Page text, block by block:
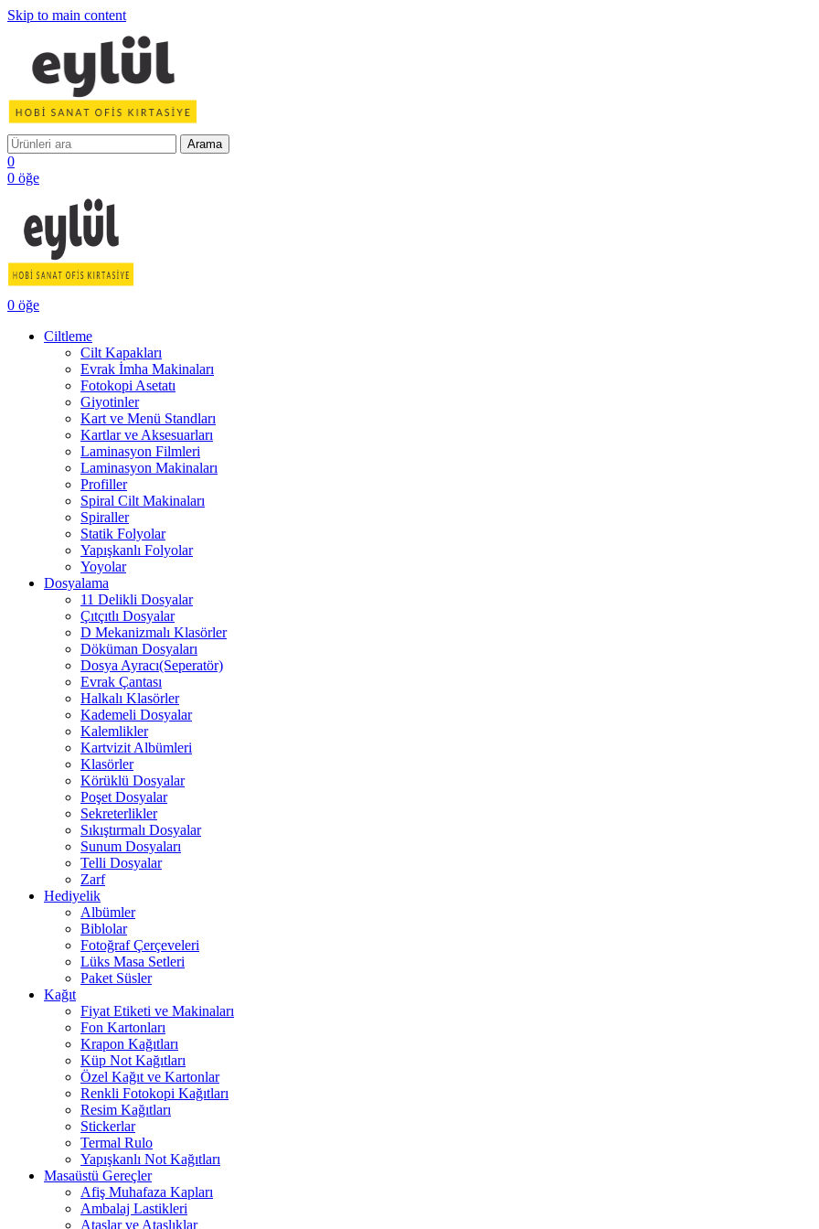
Skip to main content
Arama
0
0 öğe
0 öğe
Ciltleme
Cilt Kapakları
Evrak İmha Makinaları
Fotokopi Asetatı
Giyotinler
Kart ve Menü Standları
Kartlar ve Aksesuarları
Laminasyon Filmleri
Laminasyon Makinaları
Profiller
Spiral Cilt Makinaları
Spiraller
Statik Folyolar
Yapışkanlı Folyolar
Yoyolar
Dosyalama
11 Delikli Dosyalar
Çıtçıtlı Dosyalar
D Mekanizmalı Klasörler
Döküman Dosyaları
Dosya Ayracı(Seperatör)
Evrak Çantası
Halkalı Klasörler
Kademeli Dosyalar
Kalemlikler
Kartvizit Albümleri
Klasörler
Körüklü Dosyalar
Poşet Dosyalar
Sekreterlikler
Sıkıştırmalı Dosyalar
Sunum Dosyaları
Telli Dosyalar
Zarf
Hediyelik
Albümler
Biblolar
Fotoğraf Çerçeveleri
Lüks Masa Setleri
Paket Süsler
Kağıt
Fiyat Etiketi ve Makinaları
Fon Kartonları
Krapon Kağıtları
Küp Not Kağıtları
Özel Kağıt ve Kartonlar
Renkli Fotokopi Kağıtları
Resim Kağıtları
Stickerlar
Termal Rulo
Yapışkanlı Not Kağıtları
Masaüstü Gereçler
Afiş Muhafaza Kapları
Ambalaj Lastikleri
Ataşlar ve Ataşlıklar